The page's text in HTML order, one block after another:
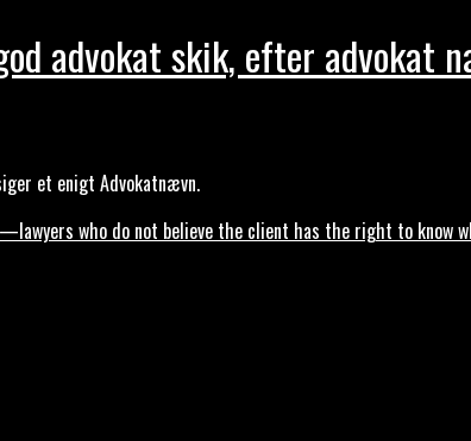
advokat skik, efter advokat
et enigt Advokatnævn.
who do not believe the client has the right to know